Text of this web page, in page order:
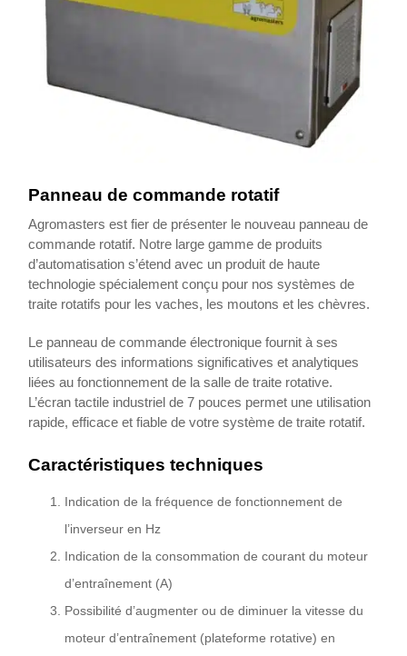
Panneau de commande rotatif
Agromasters est fier de présenter le nouveau panneau de
commande rotatif. Notre large gamme de produits
d’automatisation s’étend avec un produit de haute
technologie spécialement conçu pour nos systèmes de
traite rotatifs pour les vaches, les moutons et les chèvres.
Le panneau de commande électronique fournit à ses
utilisateurs des informations significatives et analytiques
liées au fonctionnement de la salle de traite rotative.
L’écran tactile industriel de 7 pouces permet une utilisation
rapide, efficace et fiable de votre système de traite rotatif.
Caractéristiques techniques
Indication de la fréquence de fonctionnement de
l’inverseur en Hz
Indication de la consommation de courant du moteur
d’entraînement (A)
Possibilité d’augmenter ou de diminuer la vitesse du
moteur d’entraînement (plateforme rotative) en